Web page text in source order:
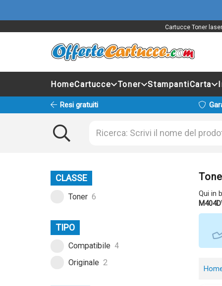
Cartucce Toner
HomeCartucce Toner StampantiCarta
Resi gratuiti
CLASSE
Toner 6
TIPO
Compatibile 4
Originale 2
Qui in